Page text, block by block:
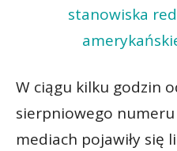
stanowiska
W ciągu kilku godzin
sierpniowego numeru
mediach pojawiły się